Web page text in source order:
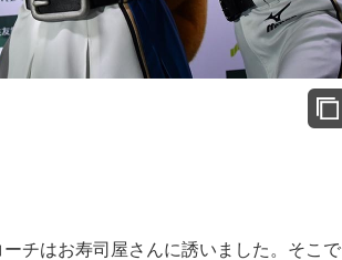
チはお寿司屋さんに誘いました。そこで